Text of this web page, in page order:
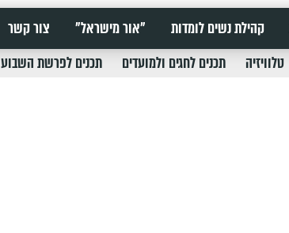
קהילת נשים לומדות "אור מישראל" צור קשר
טלוויזיה תכנים לחגים ולמועדים תכנים לפרשת השבוע